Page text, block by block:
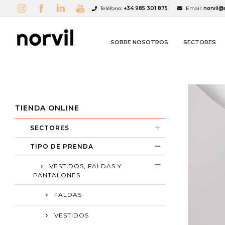
Teléfono: +34 985 301 875 Email:
SOBRE NOSOTROS SECTORES
TIENDA ONLINE
SECTORES
TIPO DE PRENDA
VESTIDOS, FALDAS Y
PANTALONES
FALDAS
VESTIDOS